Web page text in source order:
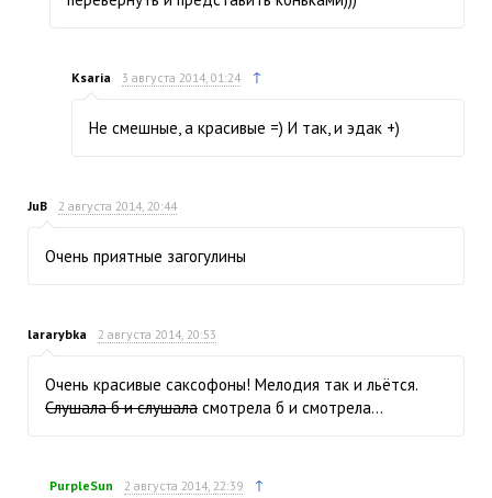
Ksaria 3 августа 2014, 01:24 ↑
Не смешные, а красивые =) И так, и эдак +)
JuB 2 августа 2014, 20:44
Очень приятные загогулины
lararybka 2 августа 2014, 20:53
Очень красивые саксофоны! Мелодия так и льётся.
Слушала б и слушала смотрела б и смотрела…
PurpleSun 2 августа 2014, 22:39 ↑